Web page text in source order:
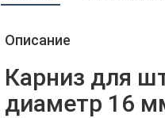
Описание
Карниз для
диаметр 16